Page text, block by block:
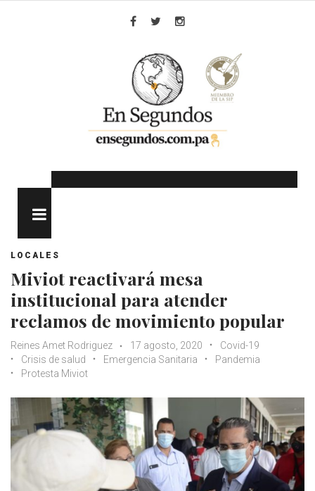
LOCALES
Miviot reactivará mesa
institucional para atender
reclamos de movimiento popular
Reines Amet Rodriguez 17 agosto, 2020
Covid-19
Crisis de salud
Emergencia Sanitaria
Pandemia
Protesta Miviot